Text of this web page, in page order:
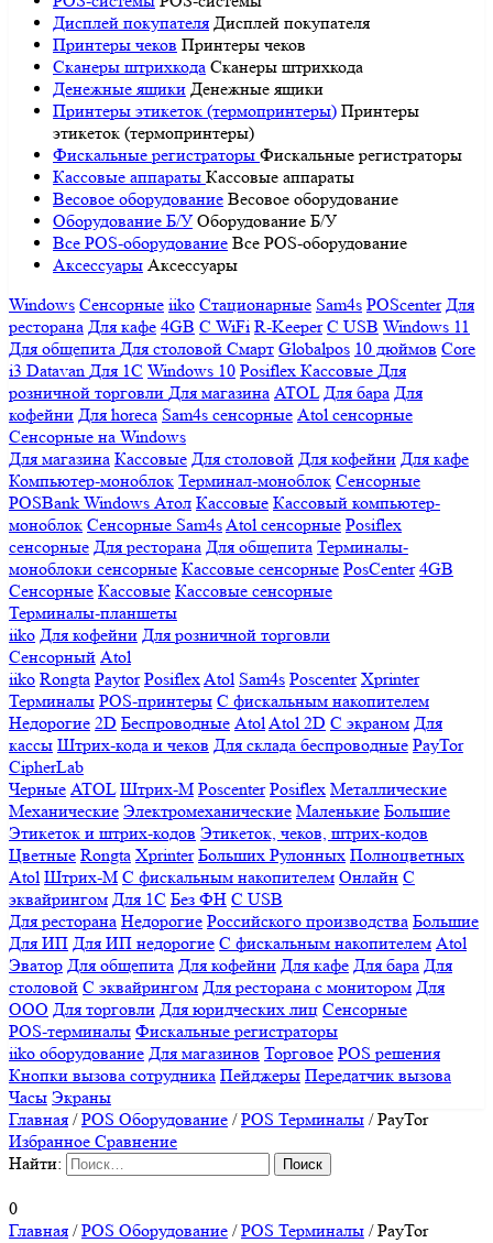
Дисплей покупателя Дисплей покупателя
Принтеры чеков Принтеры чеков
Сканеры штрихкода Сканеры штрихкода
Денежные ящики Денежные ящики
Принтеры этикеток (термопринтеры) Принтеры
этикеток (термопринтеры)
Фискальные регистраторы Фискальные регистраторы
Кассовые аппараты Кассовые аппараты
Весовое оборудование Весовое оборудование
Оборудование Б/У Оборудование Б/У
Все POS-оборудование Все POS-оборудование
Аксессуары Аксессуары
Windows Сенсорные iiko Стационарные Sam4s POScenter Для
ресторана Для кафе 4GB С WiFi R-Keeper С USB Windows 11
Для общепита Для столовой Смарт Globalpos 10 дюймов Core
i3 Datavan Для 1С Windows 10 Posiflex Кассовые Для
розничной торговли Для магазина ATOL Для бара Для
кофейни Для horeca Sam4s сенсорные Atol сенсорные
Сенсорные на Windows
Для магазина Кассовые Для столовой Для кофейни Для кафе
Компьютер-моноблок Терминал-моноблок Сенсорные
POSBank Windows Атол Кассовые Кассовый компьютер-
моноблок Сенсорные Sam4sAtol сенсорные Posiflex
сенсорные Для ресторана Для общепита Терминалы-
моноблоки сенсорные Кассовые сенсорные PosCenter 4GB
Сенсорные Кассовые Кассовые сенсорные
Терминалы-планшеты
iiko Для кофейни Для розничной торговли
Сенсорный Atol
iiko Rongta Paytor PosiflexAtol Sam4s Poscenter Xprinter
Терминалы POS-принтеры С фискальным накопителем
Недорогие 2D Беспроводные AtolAtol 2D С экраном Для
кассы Штрих-кода и чеков Для склада беспроводные PayTor
CipherLab
Черные ATOL Штрих-М Poscenter Posiflex Металлические
Механические Электромеханические Маленькие Большие
Этикеток и штрих-кодов Этикеток, чеков, штрих-кодов
Цветные Rongta Xprinter Больших Рулонных Полноцветных
Atol Штрих-М С фискальным накопителем Онлайн С
эквайрингом Для 1С Без ФН С USB
Для ресторана Недорогие Российского производства Большие
Для ИП Для ИП недорогие С фискальным накопителем Atol
Эватор Для общепита Для кофейни Для кафе Для бара Для
столовой С эквайрингом Для ресторана с монитором Для
ООО Для торговли Для юридческих лиц Сенсорные
POS-терминалы Фискальные регистраторы
iiko оборудование Для магазинов Торговое POS решения
Кнопки вызова сотрудника Пейджеры Передатчик вызова
Часы Экраны
Главная /POS Оборудование /POS Терминалы /PayTor
Избранное Сравнение
Найти:
0
Главная /POS Оборудование /POS Терминалы /PayTor